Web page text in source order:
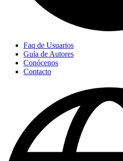
Faq de Usuarios
Guía de Autores
Conócenos
Contacto